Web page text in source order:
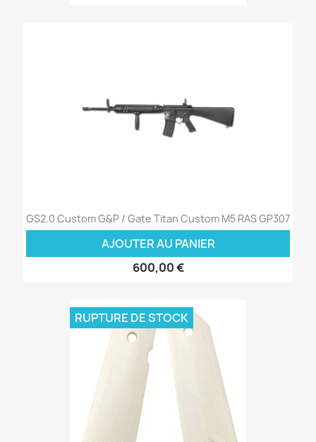
GS2.0 Custom G&P / Gate Titan Custom M5 RAS GP307
AJOUTER AU PANIER
600,00 €
RUPTURE DE STOCK